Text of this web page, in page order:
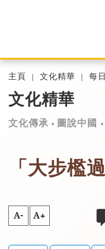
主頁 文化精華 每
文化精華
文化傳承 圖說中國
「大步檻
A- A+